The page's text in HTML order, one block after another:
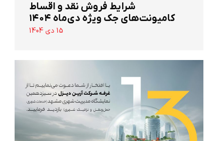
شرایط فروش نقد و اقساط
کامیونت‌های جک ویژه دی‌ماه ۱۴۰۴
15 دی 1404